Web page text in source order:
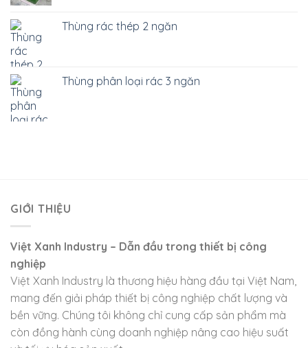
Thùng rác thép 2 ngăn
Thùng phân loại rác 3 ngăn
GIỚI THIỆU
Việt Xanh Industry – Dẫn đầu trong thiết bị công
nghiệp
Việt Xanh Industry là thương hiệu hàng đầu tại Việt Nam,
mang đến giải pháp thiết bị công nghiệp chất lượng và
bền vững. Chúng tôi không chỉ cung cấp sản phẩm mà
còn đồng hành cùng doanh nghiệp nâng cao hiệu suất